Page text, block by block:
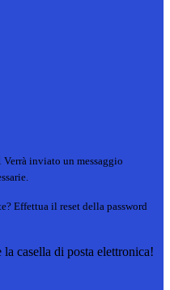
Verrà inviato un messaggio
Effettua il reset della password
casella di posta elettronica!